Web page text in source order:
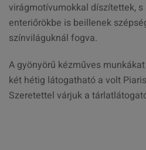
virágmotívumokkal díszítettek, s
enteriőrökbe is beillenek
színviláguknál fogva.
A gyönyörű kézműves
két hétig látogatható a volt
Szeretettel várjuk a